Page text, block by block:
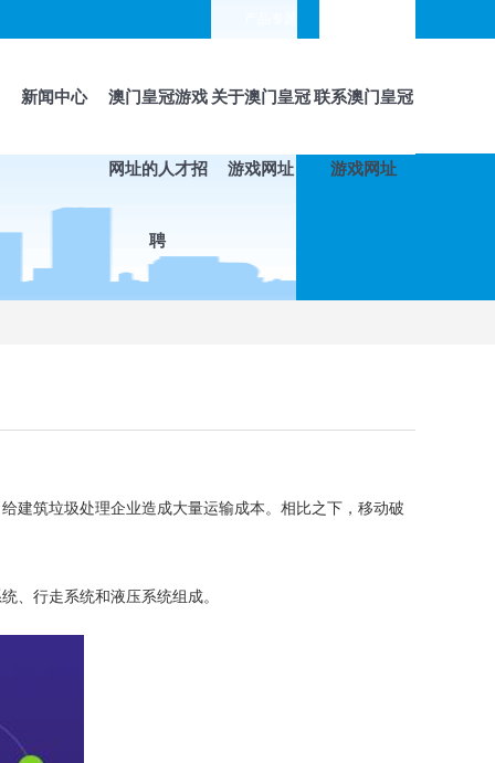
新闻中心 澳门皇冠游戏
网址的人才招
聘
关于澳门皇冠
游戏网址
联系澳门皇冠
游戏网址
建筑垃圾处理企业造成大量运输成本。相比之下， 移动破
、行走系统和液压系统组成。